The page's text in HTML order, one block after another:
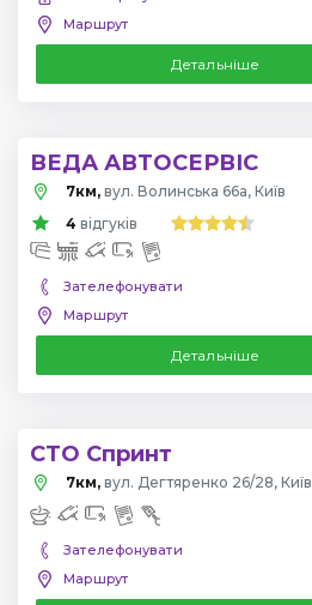
Маршрут
Детальніше
ВЕДА АВТОСЕРВІС
7км, вул. Волинська 66а, Київ
4 відгуків
Зателефонувати
Маршрут
Детальніше
СТО Спринт
7км, вул. Дегтяренко 26/28, Київ
Зателефонувати
Маршрут